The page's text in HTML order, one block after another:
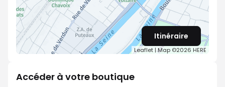
Leaflet | Map ©2026 HERE
Itinéraire
Accéder à votre boutique